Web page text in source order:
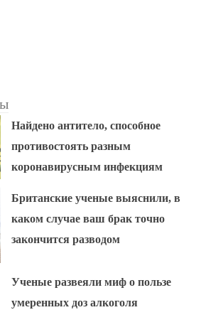
Найдено антитело, способное
противостоять разным
коронавирусным инфекциям
Британские ученые выяснили, в
каком случае ваш брак точно
закончится разводом
Ученые развеяли миф о пользе
умеренных доз алкоголя